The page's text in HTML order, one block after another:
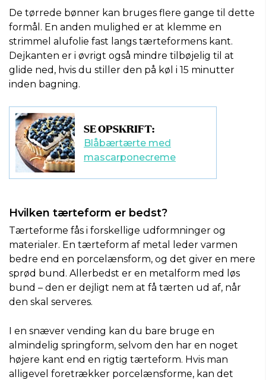
De tørrede bønner kan bruges flere gange til dette
formål. En anden mulighed er at klemme en
strimmel alufolie fast langs tærteformens kant.
Dejkanten er i øvrigt også mindre tilbøjelig til at
glide ned, hvis du stiller den på køl i 15 minutter
inden bagning.
SE OPSKRIFT:
Blåbærtærte med
mascarponecreme
Hvilken tærteform er bedst?
Tærteforme fås i forskellige udformninger og
materialer. En tærteform af metal leder varmen
bedre end en porcelænsform, og det giver en mere
sprød bund. Allerbedst er en metalform med løs
bund – den er dejligt nem at få tærten ud af, når
den skal serveres.
I en snæver vending kan du bare bruge en
almindelig springform, selvom den har en noget
højere kant end en rigtig tærteform. Hvis man
alligevel foretrækker porcelænsforme, kan det